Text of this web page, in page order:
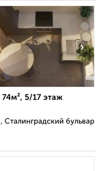
›
5/17 этаж
бульвар